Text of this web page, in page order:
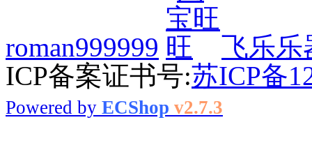
roman999999
飞乐乐
ICP备案证书号:苏ICP备
Powered by ECShop v2.7.3